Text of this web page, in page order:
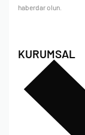
KURUMSAL
haberdar olun.